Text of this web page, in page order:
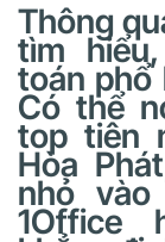
Thông
tìm
toán phổ
Có thể
top tiên
Hòa
nhỏ
1Office